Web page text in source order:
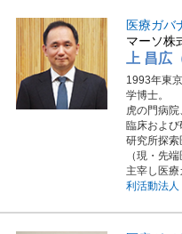
医療ガバ
マーソ
上 昌広
1993年東
学博士。
虎の門病
臨床およ
研究所探
（現・先
主宰し医
利活動法